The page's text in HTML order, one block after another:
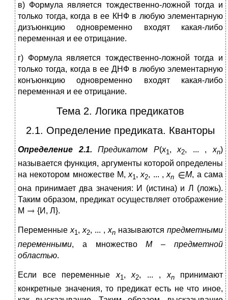
в) Формула является тождественно-ложной тогда и
только тогда, когда в ее КНФ в любую элементарную
дизъюнкцию одновременно входят какая-либо
переменная и ее отрицание.
г) Формула является тождественно-ложной тогда и
только тогда, когда в ее ДНФ в любую элементарную
конъюнкцию одновременно входят какая-либо
переменная и ее отрицание.
Тема 2. Логика предикатов
2.1. Определение предиката. Кванторы
Определение 2.1.Предикатом P(x1,x2, ... ,xn)
называется функция, аргументы которой определены
на некотором множестве М,x1,x2, ... ,xn M, а сама
она принимает два значения: И (истина) и Л (ложь).
Таким образом, предикат осуществляет отображение
М
{И, Л}.
Переменныеx1,x2, ... ,xn называются предметными
переменными, а множествоM–предметной
областью.
Если все переменные x1 , x2, ... , xn
принимают
конкретные значения, то предикат есть не что иное,